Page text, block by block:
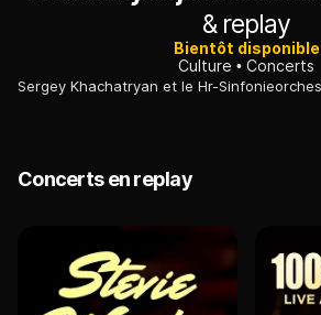
& replay
Bientôt disponible
Culture
Concerts
Concerts en replay